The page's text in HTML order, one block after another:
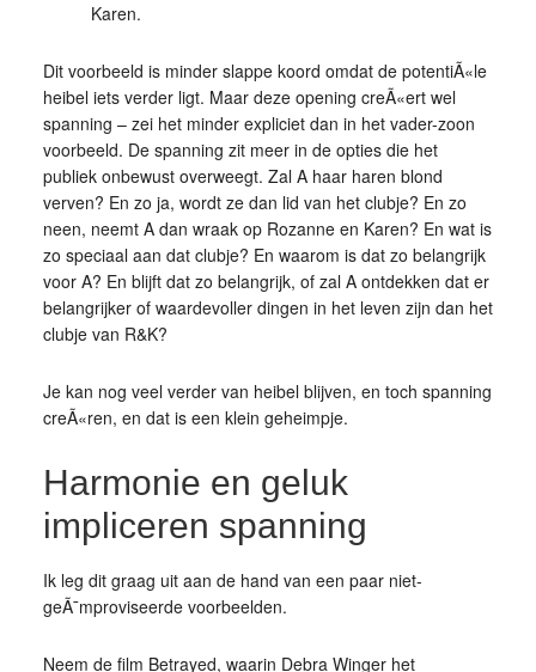
Karen.
Dit voorbeeld is minder slappe koord omdat de potentiÃ«le
heibel iets verder ligt. Maar deze opening creÃ«ert wel
spanning – zei het minder expliciet dan in het vader-zoon
voorbeeld. De spanning zit meer in de opties die het
publiek onbewust overweegt. Zal A haar haren blond
verven? En zo ja, wordt ze dan lid van het clubje? En zo
neen, neemt A dan wraak op Rozanne en Karen? En wat is
zo speciaal aan dat clubje? En waarom is dat zo belangrijk
voor A? En blijft dat zo belangrijk, of zal A ontdekken dat er
belangrijker of waardevoller dingen in het leven zijn dan het
clubje van R&K?
Je kan nog veel verder van heibel blijven, en toch spanning
creÃ«ren, en dat is een klein geheimpje.
Harmonie en geluk
impliceren spanning
Ik leg dit graag uit aan de hand van een paar niet-
geÃ¯mproviseerde voorbeelden.
Neem de film Betrayed, waarin Debra Winger het